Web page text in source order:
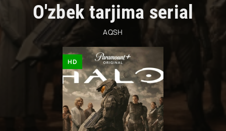
O'zbek tarjima serial
AQSH
HD